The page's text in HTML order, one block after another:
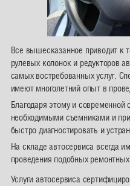
Все вышесказанное приводит к
рулевых колонок и редукторов
самых востребованных услуг.
имеют многолетний опыт в
Благодаря этому и
необходимыми съемниками и
быстро диагностировать и
На складе автосервиса всегда
проведения подобных
Услуги автосервиса